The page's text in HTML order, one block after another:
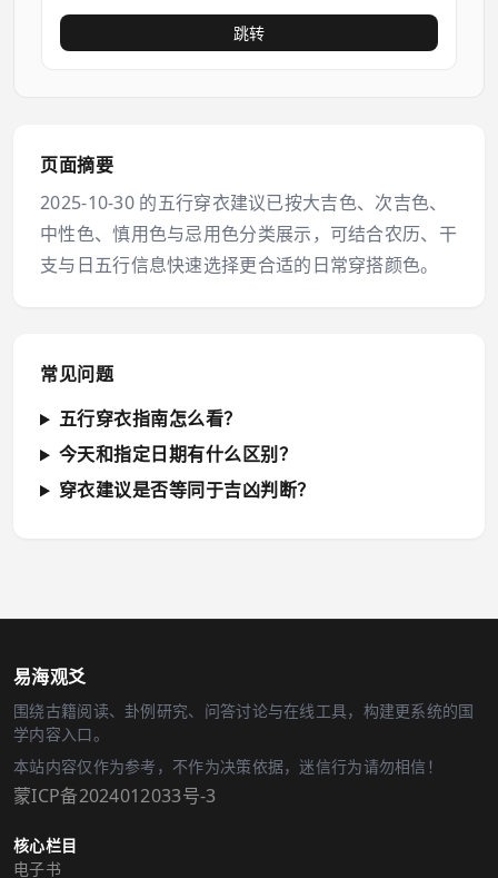
跳转
页面摘要
2025-10-30 的五行穿衣建议已按大吉色、次吉色、
中性色、慎用色与忌用色分类展示，可结合农历、干
支与日五行信息快速选择更合适的日常穿搭颜色。
常见问题
五行穿衣指南怎么看？
今天和指定日期有什么区别？
穿衣建议是否等同于吉凶判断？
易海观爻
围绕古籍阅读、卦例研究、问答讨论与在线工具，构建更系统的国
学内容入口。
本站内容仅作为参考，不作为决策依据，迷信行为请勿相信！
蒙ICP备2024012033号-3
核心栏目
电子书